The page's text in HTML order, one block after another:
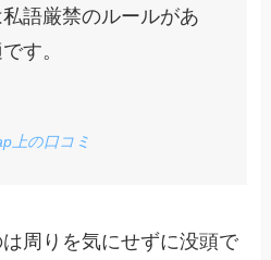
語厳禁のルールがあ
す。
上の口コミ
周りを気にせずに没頭で